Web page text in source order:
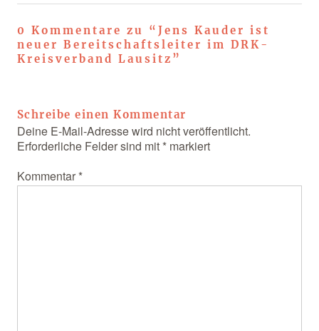
0 Kommentare zu “ Jens Kauder ist
neuer Bereitschaftsleiter im DRK-
Kreisverband Lausitz ”
Schreibe einen Kommentar
Deine E-Mail-Adresse wird nicht veröffentlicht.
Erforderliche Felder sind mit *markiert
Kommentar *